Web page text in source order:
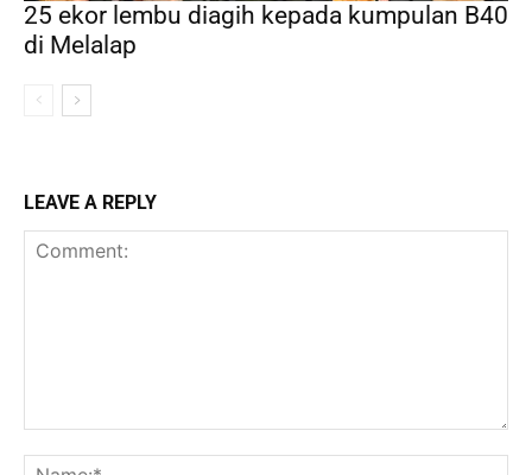
25 ekor lembu diagih kepada kumpulan B40
di Melalap
LEAVE A REPLY